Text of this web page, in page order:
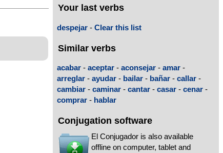
Your last verbs
despejar - Clear this list
Similar verbs
acabar - aceptar - aconsejar - amar -
arreglar - ayudar - bailar - bañar - callar -
cambiar - caminar - cantar - casar - cenar -
comprar - hablar
Conjugation software
El Conjugador is also available
offline on computer, tablet and